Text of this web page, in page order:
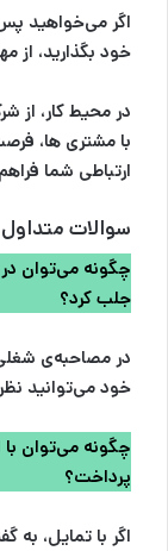
اگر می‌خواهید پس
خود بگذارید، از
در محیط کار، از
با مشتری ها،
ارتباطی شما
سوالات متداول
چگونه می‌توان
جلب کرد؟
در مصاحبه‌ی
خود می‌توانید
چگونه می‌توان با
پرداخت؟
اگر با تمایل، به